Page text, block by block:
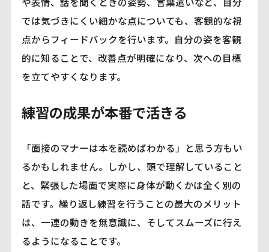
では気づきにくい細かな点についても、客観的な視
点からフィードバックを行います。自分の姿を客観
的に知ることで、改善点が明確になり、次への目標
を立てやすくなります。
練習の成果が本番で活きる
「面接のマナーは本を読めばわかる」と思う方もい
るかもしれません。しかし、頭で理解していること
と、緊張した場面で実際に身体が動くかは全く別の
話です。繰り返し練習を行うことの最大のメリット
は、一連の動きを無意識に、そしてスムーズに行え
るようになることです。